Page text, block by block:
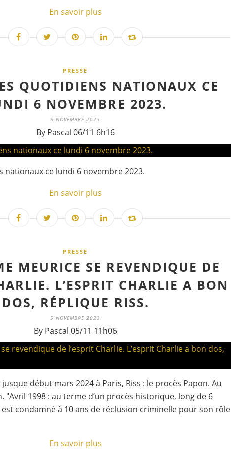
En savoir plus
PRESSE
QUOTIDIENS NATIONAUX CE
6 NOVEMBRE 2023.
6 NOVEMBRE 2023
By Pascal 06/11 6h16
nationaux ce lundi 6 novembre 2023.
En savoir plus
PRESSE
MEURICE SE REVENDIQUE DE
L’ESPRIT CHARLIE A BON
DOS, RÉPLIQUE RISS.
5 NOVEMBRE 2023
By Pascal 05/11 11h06
début mars 2024 à Paris, Riss : le procès Papon. Au
"Avril 1998 : au terme d’un procès historique, long de 6
condamné à 10 ans de réclusion criminelle pour son rôle
En savoir plus